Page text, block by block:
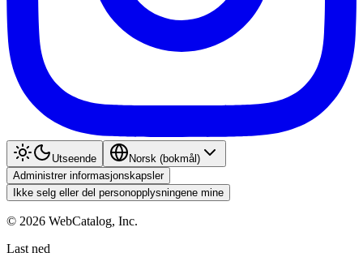
Utseende
Norsk (bokmål)
Administrer informasjonskapsler
Ikke selg eller del personopplysningene mine
© 2026 WebCatalog, Inc.
Last ned